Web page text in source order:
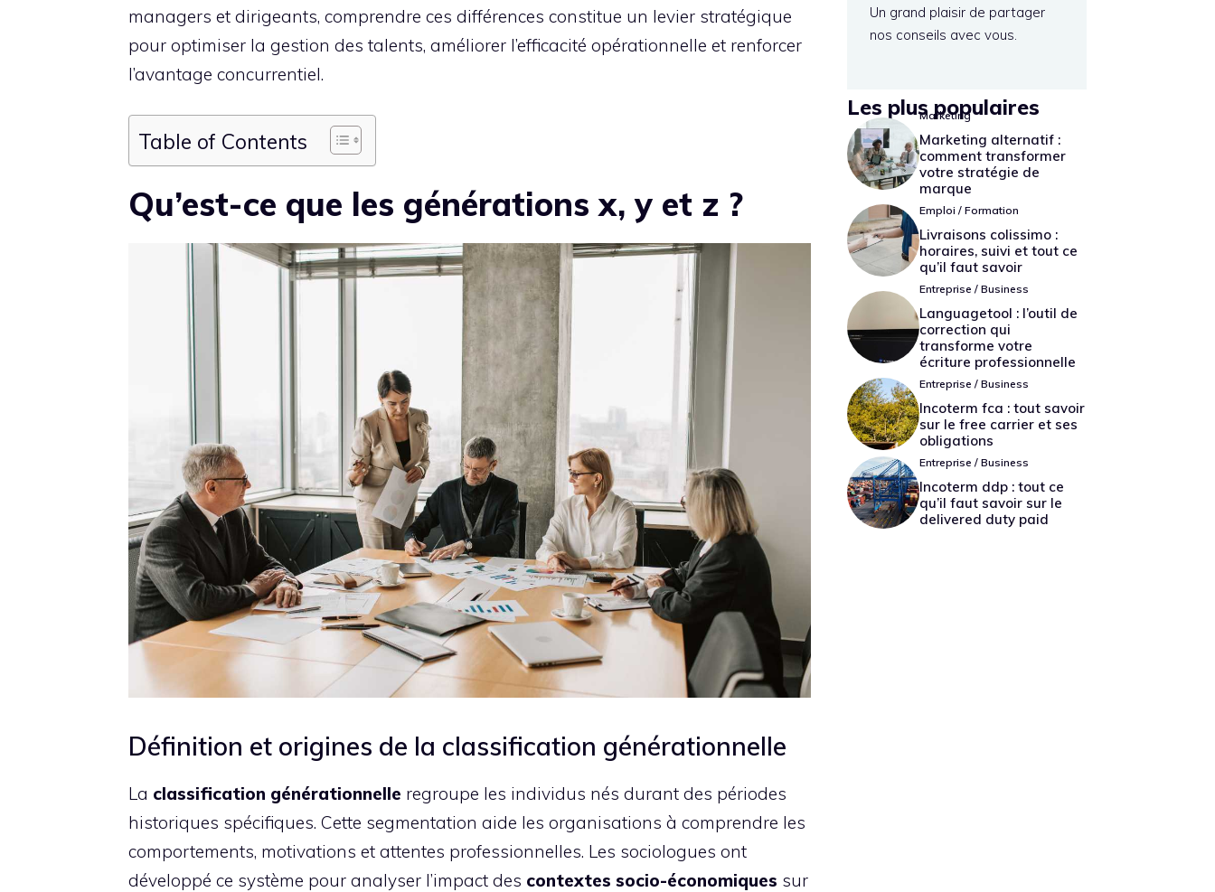
managers et dirigeants, comprendre ces différences constitue un levier stratégique
pour optimiser la gestion des talents, améliorer l’efficacité opérationnelle et renforcer
l’avantage concurrentiel.
Table of Contents
Qu’est-ce que les générations x, y et z ?
Définition et origines de la classification générationnelle
La classification générationnelle regroupe les individus nés durant des périodes
historiques spécifiques. Cette segmentation aide les organisations à comprendre les
comportements, motivations et attentes professionnelles. Les sociologues ont
développé ce système pour analyser l’impact des contextes socio-économiques sur
Un grand plaisir de partager
nos conseils avec vous.
Les plus populaires
Marketing
Marketing alternatif :
comment transformer
votre stratégie de
marque
Emploi / Formation
Livraisons colissimo :
horaires, suivi et tout ce
qu’il faut savoir
Entreprise / Business
Languagetool : l’outil de
correction qui
transforme votre
écriture professionnelle
Entreprise / Business
Incoterm fca : tout savoir
sur le free carrier et ses
obligations
Entreprise / Business
Incoterm ddp : tout ce
qu’il faut savoir sur le
delivered duty paid